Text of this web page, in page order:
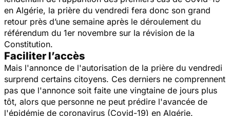
en Algérie, la prière du vendredi fera donc son grand
retour près d’une semaine après le déroulement du
référendum du 1er novembre sur la révision de la
Constitution.
Faciliter l’accès
Mais l'annonce de l'autorisation de la prière du vendredi
surprend certains citoyens. Ces derniers ne comprennent
pas que l'annonce soit faite une vingtaine de jours plus
tôt, alors que personne ne peut prédire l'avancée de
l'épidémie de coronavirus (Covid-19) en Algérie.